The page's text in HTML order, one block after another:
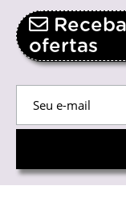
ofertas